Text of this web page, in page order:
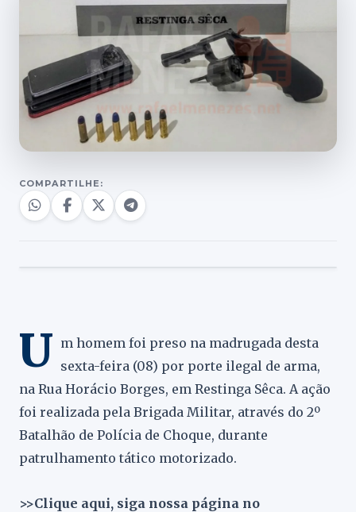
COMPARTILHE:
U m homem foi preso na madrugada desta
sexta-feira (08) por porte ilegal de arma,
na Rua Horácio Borges, em Restinga Sêca. A ação
foi realizada pela Brigada Militar, através do 2º
Batalhão de Polícia de Choque, durante
patrulhamento tático motorizado.
>>Clique aqui, siga nossa página no